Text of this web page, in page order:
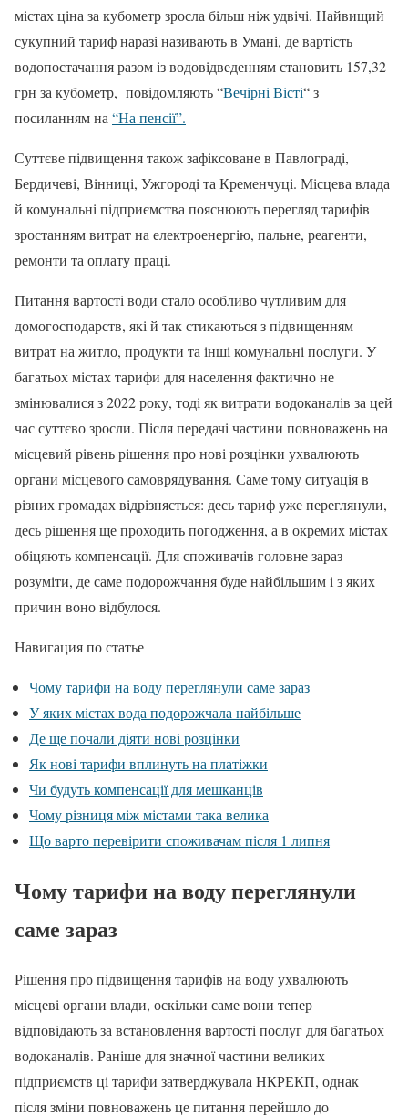
містах ціна за кубометр зросла більш ніж удвічі. Найвищий
сукупний тариф наразі називають в Умані, де вартість
водопостачання разом із водовідведенням становить 157,32
грн за кубометр, повідомляють “Вечірні Вісті“ з
посиланням на “На пенсії”.
Суттєве підвищення також зафіксоване в Павлограді,
Бердичеві, Вінниці, Ужгороді та Кременчуці. Місцева влада
й комунальні підприємства пояснюють перегляд тарифів
зростанням витрат на електроенергію, пальне, реагенти,
ремонти та оплату праці.
Питання вартості води стало особливо чутливим для
домогосподарств, які й так стикаються з підвищенням
витрат на житло, продукти та інші комунальні послуги. У
багатьох містах тарифи для населення фактично не
змінювалися з 2022 року, тоді як витрати водоканалів за цей
час суттєво зросли. Після передачі частини повноважень на
місцевий рівень рішення про нові розцінки ухвалюють
органи місцевого самоврядування. Саме тому ситуація в
різних громадах відрізняється: десь тариф уже переглянули,
десь рішення ще проходить погодження, а в окремих містах
обіцяють компенсації. Для споживачів головне зараз —
розуміти, де саме подорожчання буде найбільшим і з яких
причин воно відбулося.
Навигация по статье
Чому тарифи на воду переглянули саме зараз
У яких містах вода подорожчала найбільше
Де ще почали діяти нові розцінки
Як нові тарифи вплинуть на платіжки
Чи будуть компенсації для мешканців
Чому різниця між містами така велика
Що варто перевірити споживачам після 1 липня
Чому тарифи на воду переглянули
саме зараз
Рішення про підвищення тарифів на воду ухвалюють
місцеві органи влади, оскільки саме вони тепер
відповідають за встановлення вартості послуг для багатьох
водоканалів. Раніше для значної частини великих
підприємств ці тарифи затверджувала НКРЕКП, однак
після зміни повноважень це питання перейшло до